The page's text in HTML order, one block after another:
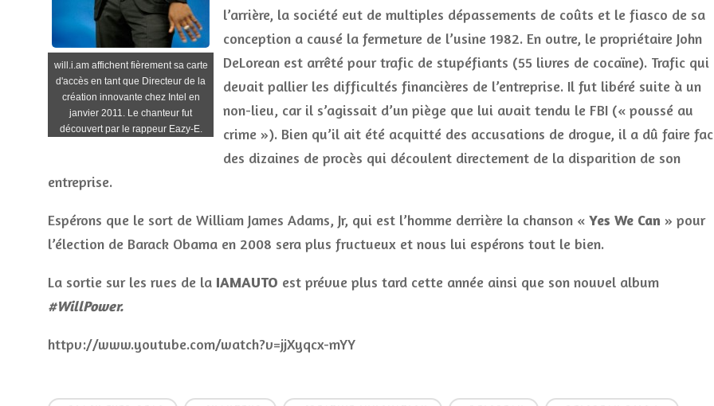
will.i.am affichent fièrement sa carte
d'accès en tant que Directeur de la
création innovante chez Intel en
janvier 2011. Le chanteur fut
découvert par le rappeur Eazy-E.
l’arrière, la société eut de multiples dépassements de coûts et le fiasco de sa
conception a causé la fermeture de l’usine 1982. En outre, le propriétaire John
DeLorean est arrêté pour trafic de stupéfiants (55 livres de cocaïne). Trafic qui
devait pallier les difficultés financières de l’entreprise. Il fut libéré suite à un
non-lieu, car il s’agissait d’un piège que lui avait tendu le FBI (« poussé au
crime »). Bien qu’il ait été acquitté des accusations de drogue, il a dû faire
des dizaines de procès qui découlent directement de la disparition de son
entreprise.
Espérons que le sort de William James Adams, Jr, qui est l’homme derrière la chanson « Yes We Can » pour
l’élection de Barack Obama en 2008 sera plus fructueux et nous lui espérons tout le bien.
La sortie sur les rues de la IAMAUTO est prévue plus tard cette année ainsi que son nouvel album
#WillPower.
httpv://www.youtube.com/watch?v=jjXyqcx-mYY